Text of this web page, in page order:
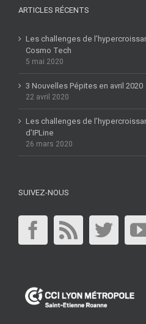
ARTICLES RÉCENTS
Les challenges de
Cosmo Tech
5 mai 2020
3 Nouvelles Pépites en avril 2020
22 avril 2020
Les challenges de
d’IPLine
26 mars 2020
SUIVEZ-NOUS